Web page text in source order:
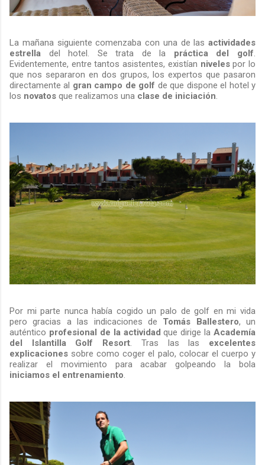
La mañana siguiente comenzaba con una de las actividades
estrella del hotel. Se trata de la práctica del golf.
Evidentemente, entre tantos asistentes, existían nivelespor lo
que nos separaron en dos grupos, los expertos que pasaron
directamente al gran campo de golf de que dispone el hotel y
los novatos que realizamos una clase de iniciación.
Por mi parte nunca había cogido un palo de golf en mi vida
pero gracias a las indicaciones de Tomás Ballestero, un
auténtico profesional de la actividadque dirige la Academía
del Islantilla Golf Resort. Tras las las excelentes
explicaciones sobre como coger el palo, colocar el cuerpo y
realizar el movimiento para acabar golpeando la bola
iniciamos el entrenamiento.